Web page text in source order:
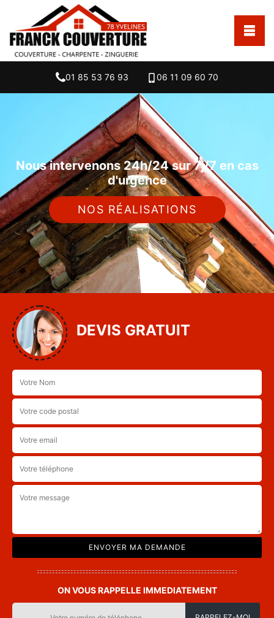
01 85 53 76 93 06 11 09 60 70
Nous intervenons 24h/24 sur 7j/7 en cas
d'urgence
NOS RÉALISATIONS
DEVIS GRATUIT
ON VOUS RAPPELLE IMMEDIATEMENT